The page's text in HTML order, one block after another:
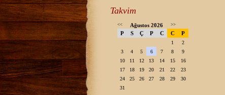
Takvim
<< Ağustos 2026 >>
P S Ç P C C P
1
2
3
4 5 6 7 8
9
10
11 12 13 14 15
16
17
18 19 20 21 22
23
24
25 26 27 28 29
30
31